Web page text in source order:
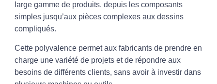
large gamme de produits, depuis les composants
simples jusqu’aux pièces complexes aux dessins
compliqués.
Cette polyvalence permet aux fabricants de prendre en
charge une variété de projets et de répondre aux
besoins de différents clients, sans avoir à investir dans